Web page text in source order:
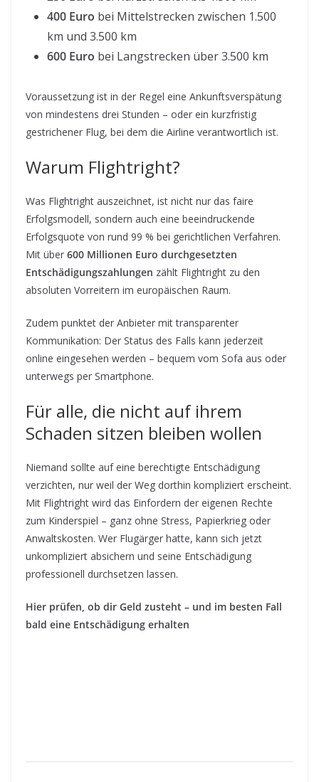
400 Euro bei Mittelstrecken zwischen 1.500
km und 3.500 km
600 Euro bei Langstrecken über 3.500 km
Voraussetzung ist in der Regel eine Ankunftsverspätung
von mindestens drei Stunden – oder ein kurzfristig
gestrichener Flug, bei dem die Airline verantwortlich ist.
Warum Flightright?
Was Flightright auszeichnet, ist nicht nur das faire
Erfolgsmodell, sondern auch eine beeindruckende
Erfolgsquote von rund 99 % bei gerichtlichen Verfahren.
Mit über 600 Millionen Euro durchgesetzten
Entschädigungszahlungen zählt Flightright zu den
absoluten Vorreitern im europäischen Raum.
Zudem punktet der Anbieter mit transparenter
Kommunikation: Der Status des Falls kann jederzeit
online eingesehen werden – bequem vom Sofa aus oder
unterwegs per Smartphone.
Für alle, die nicht auf ihrem
Schaden sitzen bleiben wollen
Niemand sollte auf eine berechtigte Entschädigung
verzichten, nur weil der Weg dorthin kompliziert erscheint.
Mit Flightright wird das Einfordern der eigenen Rechte
zum Kinderspiel – ganz ohne Stress, Papierkrieg oder
Anwaltskosten. Wer Flugärger hatte, kann sich jetzt
unkompliziert absichern und seine Entschädigung
professionell durchsetzen lassen.
Hier prüfen, ob dir Geld zusteht – und im besten Fall
bald eine Entschädigung erhalten